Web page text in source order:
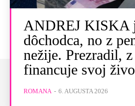
ANDREJ KISKA
dôchodca, no z
nežije. Prezradil,
financuje svoj
ROMANA - 6. AUGUSTA 2026